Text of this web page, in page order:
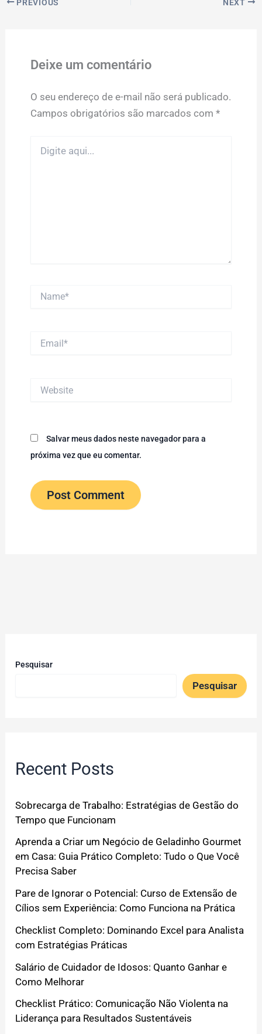
Deixe um comentário
O seu endereço de e-mail não será publicado.
Campos obrigatórios são marcados com *
aqui...
Salvar meus dados neste navegador para a
próxima vez que eu comentar.
Pesquisar
Pesquisar
Recent Posts
Sobrecarga de Trabalho: Estratégias de Gestão do
Tempo que Funcionam
Aprenda a Criar um Negócio de Geladinho Gourmet
em Casa: Guia Prático Completo: Tudo o Que Você
Precisa Saber
Pare de Ignorar o Potencial: Curso de Extensão de
Cílios sem Experiência: Como Funciona na Prática
Checklist Completo: Dominando Excel para Analista
com Estratégias Práticas
Salário de Cuidador de Idosos: Quanto Ganhar e
Como Melhorar
Checklist Prático: Comunicação Não Violenta na
Liderança para Resultados Sustentáveis